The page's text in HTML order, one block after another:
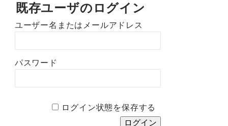
既存ユーザのログイン
ユーザー名またはメールアドレス
パスワード
ログイン状態を保存する